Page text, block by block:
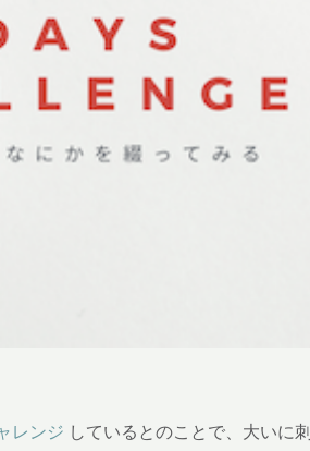
レンジ しているとのことで、大いに